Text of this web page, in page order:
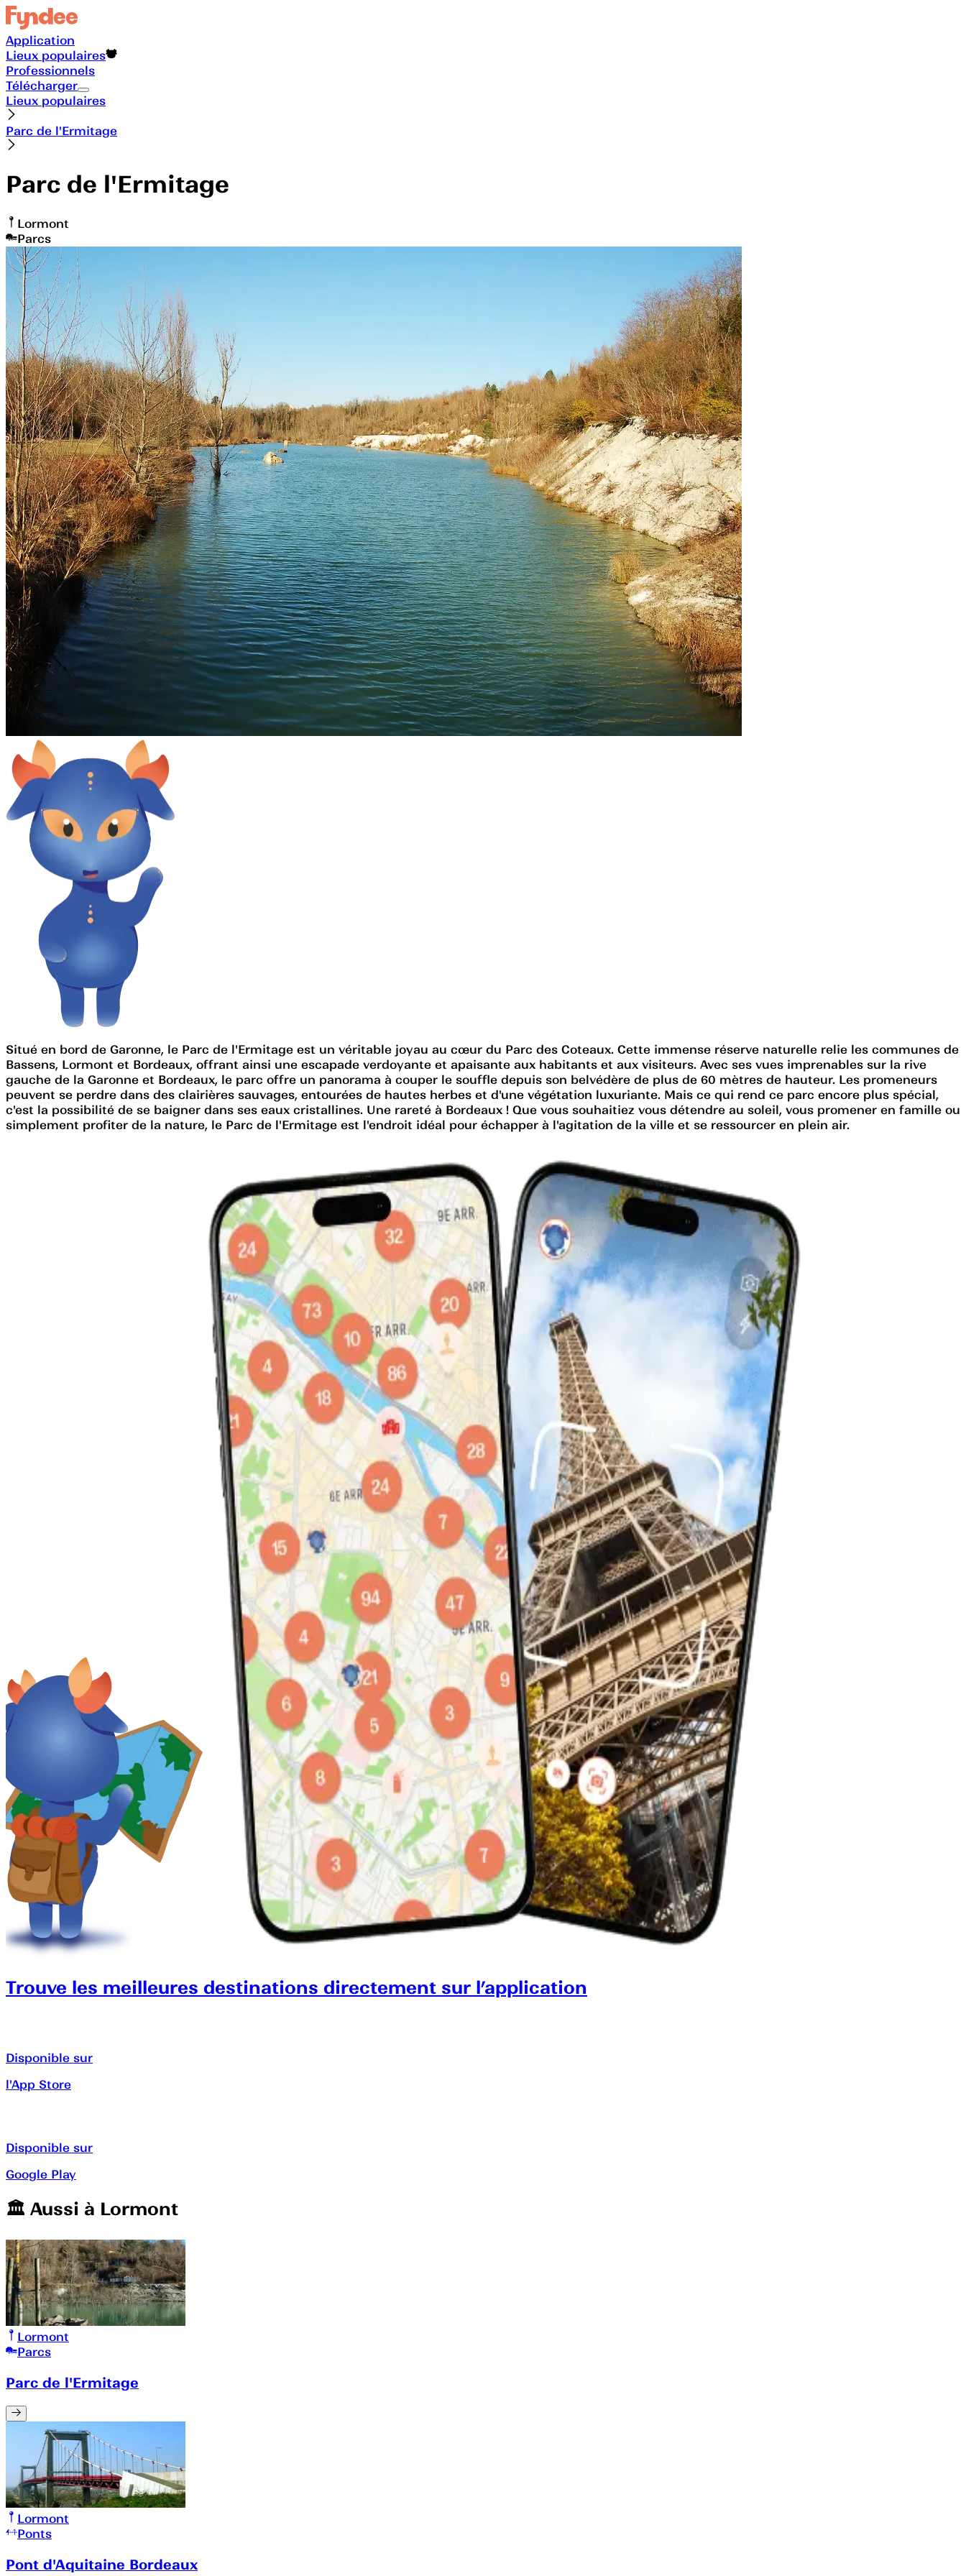
Application
Lieux populaires
Professionnels
Télécharger
Lieux populaires
Parc de l'Ermitage
Parc de l'Ermitage
Lormont
Parcs
Situé en bord de Garonne, le Parc de l'Ermitage est un véritable joyau au cœur du Parc des Coteaux. Cette immense réserve naturelle relie les communes de
Bassens, Lormont et Bordeaux, offrant ainsi une escapade verdoyante et apaisante aux habitants et aux visiteurs. Avec ses vues imprenables sur la rive
gauche de la Garonne et Bordeaux, le parc offre un panorama à couper le souffle depuis son belvédère de plus de 60 mètres de hauteur. Les promeneurs
peuvent se perdre dans des clairières sauvages, entourées de hautes herbes et d'une végétation luxuriante. Mais ce qui rend ce parc encore plus spécial,
c'est la possibilité de se baigner dans ses eaux cristallines. Une rareté à Bordeaux ! Que vous souhaitiez vous détendre au soleil, vous promener en famille ou
simplement profiter de la nature, le Parc de l'Ermitage est l'endroit idéal pour échapper à l'agitation de la ville et se ressourcer en plein air.
Trouve les meilleures destinations directement sur l’application
Disponible sur
l'App Store
Disponible sur
Google Play
🏛️️ Aussi à Lormont
Lormont
Parcs
Parc de l'Ermitage
Lormont
Ponts
Pont d'Aquitaine Bordeaux